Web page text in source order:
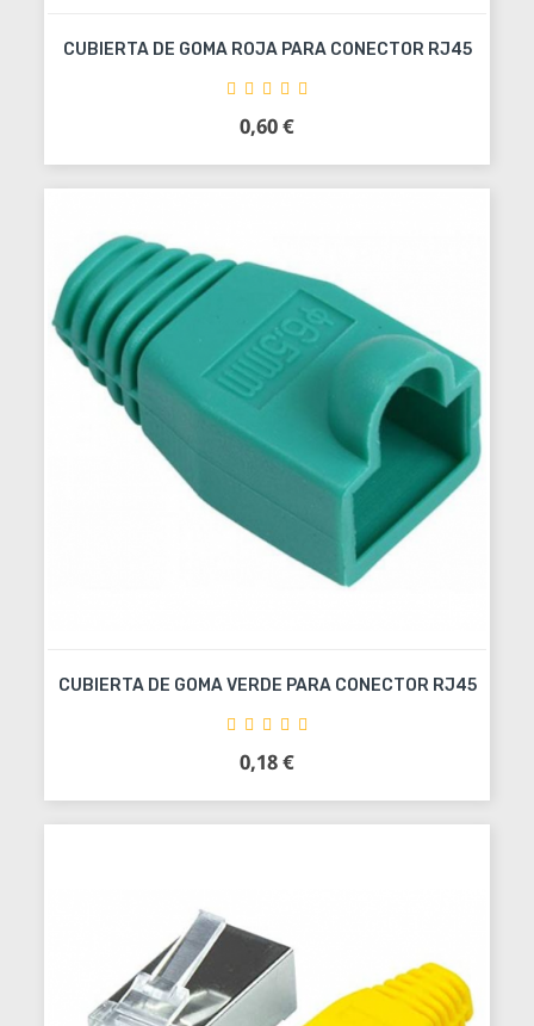
CUBIERTA DE GOMA ROJA PARA CONECTOR RJ45
Precio
0,60 €
Añadir al carrito
CUBIERTA DE GOMA VERDE PARA CONECTOR RJ45
Precio
0,18 €
Añadir al carrito